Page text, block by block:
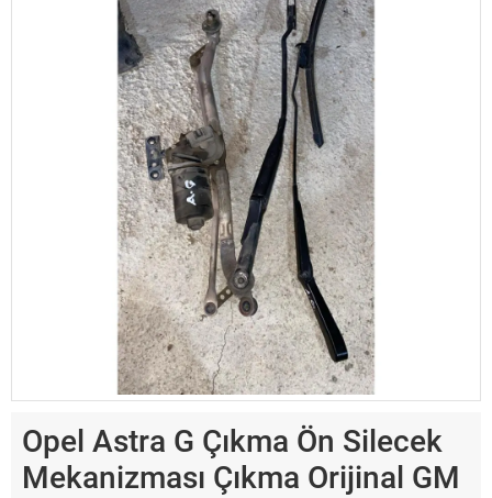
Opel Astra G Çıkma Ön Silecek
Mekanizması Çıkma Orijinal GM